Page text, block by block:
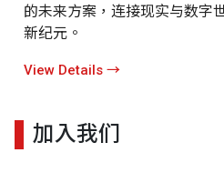
的未来方案，连接现实与数字
新纪元。
View Details →
加入我们